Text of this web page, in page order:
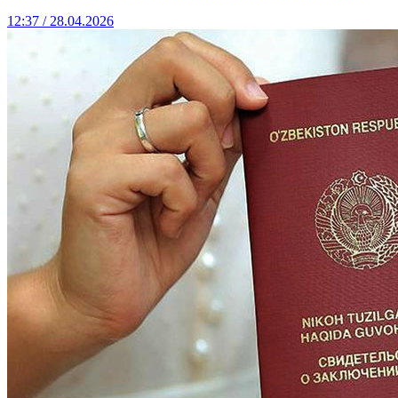
12:37 / 28.04.2026